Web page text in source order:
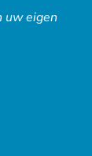
uw eigen